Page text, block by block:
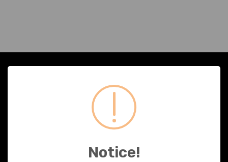
ഏജൻസി ഫോർ ന്യൂ ആൻഡ് റിന്യൂവബിൾ എനർജി റിസർച്ച് ആൻഡ് ടെക്നോളജി (ANERT)
1986-ൽ സൊസൈറ്റീസ് ആക്ട് പ്രകാരം സ്ഥാപിതമായ ഒരു സ്വയംഭരണ സ്ഥാപനമാണ്,
Notice!